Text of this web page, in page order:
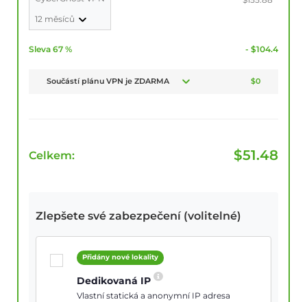
12 měsíců
Sleva 67 % - $104.4
Součástí plánu VPN je ZDARMA $0
Celkem: $51.48
Zlepšete své zabezpečení (volitelné)
Přidány nové lokality
Dedikovaná IP
Vlastní statická a anonymní IP adresa